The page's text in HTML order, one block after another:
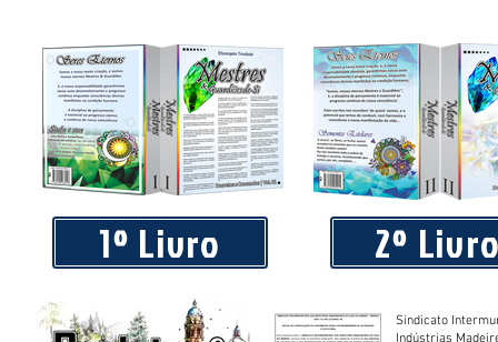
Praça 04 de Julho recebe novos equipamentos de
1º Livro 2º
Sindicato